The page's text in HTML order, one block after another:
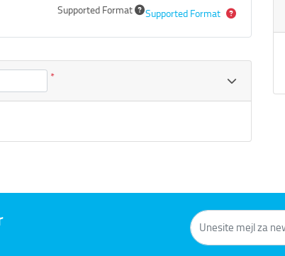
Supported Format Supported Format
*